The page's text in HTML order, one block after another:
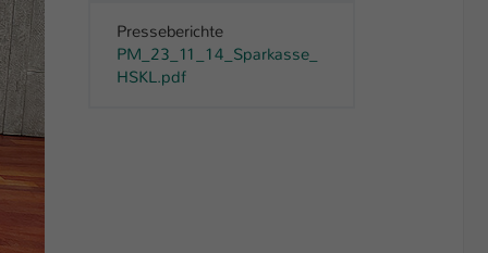
Presseberichte
PM_23_11_14_Sparkasse_
HSKL.pdf